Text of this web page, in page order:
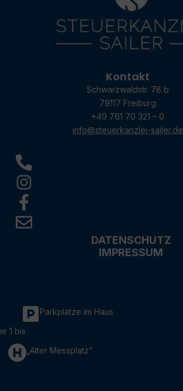
Kontakt
Schwarzwaldstr. 78 b
79117 Freiburg
+49 761 70 321 – 0
info@steuerkanzlei-sailer.de
DATENSCHUTZ
IMPRESSUM
Parkplätze im Haus
1 bis
„Alter Messplatz“